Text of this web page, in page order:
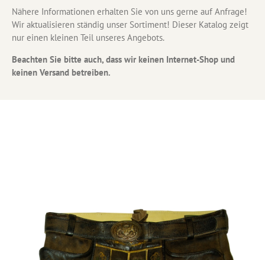
Nähere Informationen erhalten Sie von uns gerne auf Anfrage!
Wir aktualisieren ständig unser Sortiment! Dieser Katalog zeigt
nur einen kleinen Teil unseres Angebots.
Beachten Sie bitte auch, dass wir keinen Internet-Shop und
keinen Versand betreiben.